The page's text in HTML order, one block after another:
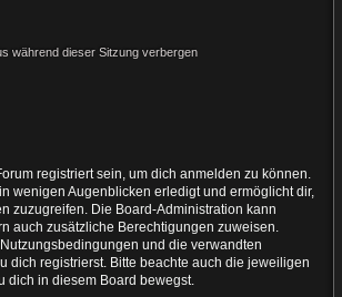
während dieser Sitzung verbergen
registriert sein, um dich anmelden zu können.
wenigen Augenblicken erledigt und ermöglicht dir,
zuzugreifen. Die Board-Administration kann
auch zusätzliche Berechtigungen zuweisen.
und die verwandten
dich registrierst. Bitte beachte auch die jeweiligen
dich in diesem Board bewegst.